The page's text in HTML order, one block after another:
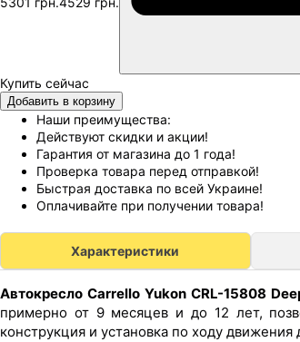
Добавить в корзину
Наши преимущества:
Действуют скидки и акции!
Гарантия от магазина до 1 года!
Проверка товара перед отправкой!
Быстрая доставка по всей Украине!
Оплачивайте при получении товара!
Характеристики
Автокресло Carrello Yukon CRL-15808
примерно от 9 месяцев и до 12 лет,
конструкция и установка по ходу